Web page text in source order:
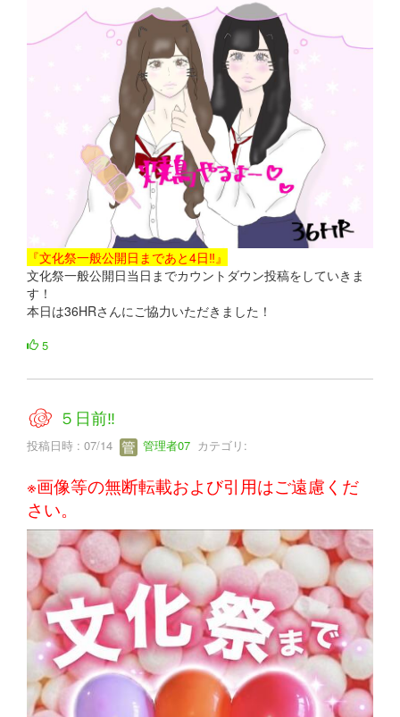
『文化祭一般公開日まであと4日‼』
文化祭一般公開日当日までカウントダウン投稿をしていきま
す！
本日は36HRさんにご協力いただきました！
5
５日前‼
投稿日時 : 07/14 管理者07 カテゴリ:
※画像等の無断転載および引用はご遠慮くだ
さい。